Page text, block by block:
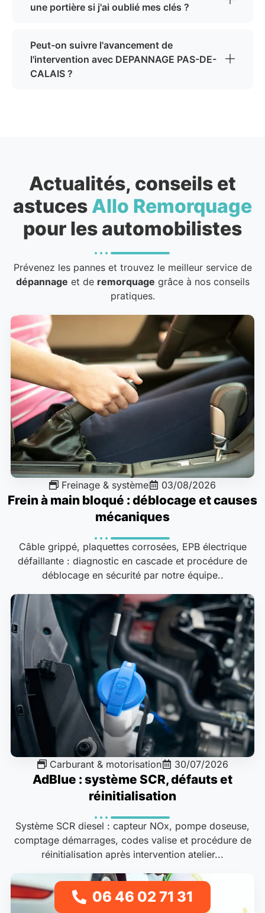
une portière si j'ai oublié mes clés ?
Peut-on suivre l'avancement de
l'intervention avec DEPANNAGE PAS-DE-
CALAIS ?
Actualités, conseils et
astuces Allo Remorquage
pour les automobilistes
Prévenez les pannes et trouvez le meilleur service de
dépannage et de remorquage grâce à nos conseils
pratiques.
Freinage & système 03/08/2026
Frein à main bloqué : déblocage et causes
mécaniques
Câble grippé, plaquettes corrosées, EPB électrique
défaillante : diagnostic en cascade et procédure de
déblocage en sécurité par notre équipe..
Carburant & motorisation 30/07/2026
AdBlue : système SCR, défauts et
réinitialisation
Système SCR diesel : capteur NOx, pompe doseuse,
comptage démarrages, codes valise et procédure de
réinitialisation après intervention atelier...
06 46 02 71 31